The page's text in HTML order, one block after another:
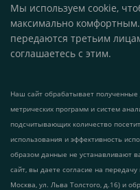
Мы используем cookie,
максимально
передаются третьим
соглашаетесь с этим.
Наш сайт обрабатывает
метрических программ и систем
подсчитывающих количество
использования и эффективность
образом данные не устанавливают
сайт, вы даете согласие на
Москва, ул. Льва Толстого, д.16) и